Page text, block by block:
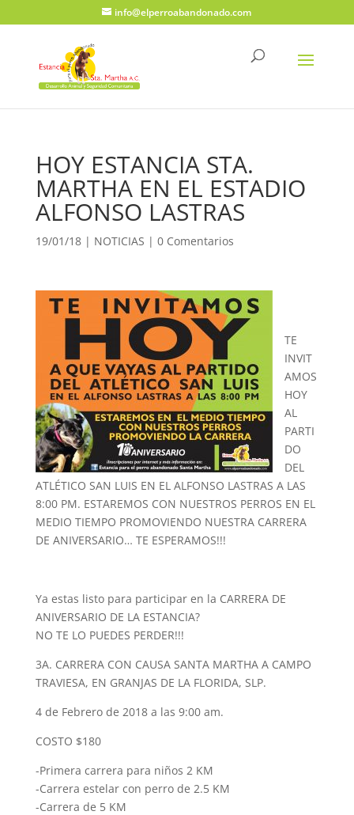
info@elperroabandonado.com
HOY ESTANCIA STA.
MARTHA EN EL ESTADIO
ALFONSO LASTRAS
19/01/18| NOTICIAS | 0 Comentarios
TE
INVIT
AMOS
HOY
AL
PARTI
DO
DEL
ATLÉTICO SAN LUIS EN EL ALFONSO LASTRAS A LAS
8:00 PM. ESTAREMOS CON NUESTROS PERROS EN EL
MEDIO TIEMPO PROMOVIENDO NUESTRA CARRERA
DE ANIVERSARIO… TE ESPERAMOS!!!
Ya estas listo para participar en la CARRERA DE
ANIVERSARIO DE LA ESTANCIA?
NO TE LO PUEDES PERDER!!!
3A. CARRERA CON CAUSA SANTA MARTHA A CAMPO
TRAVIESA, EN GRANJAS DE LA FLORIDA, SLP.
4 de Febrero de 2018 a las 9:00 am.
COSTO $180
-Primera carrera para niños 2 KM
-Carrera estelar con perro de 2.5 KM
-Carrera de 5 KM